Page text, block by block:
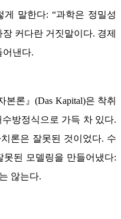
말한다: “과학은 정밀성
커다란 거짓말이다. 경제
어낸다.
론』(Das Kapital)은 착취
수방정식으로 가득 차 있다.
론은 잘못된 것이었다. 수
못된 모델링을 만들어냈다:
않는다.